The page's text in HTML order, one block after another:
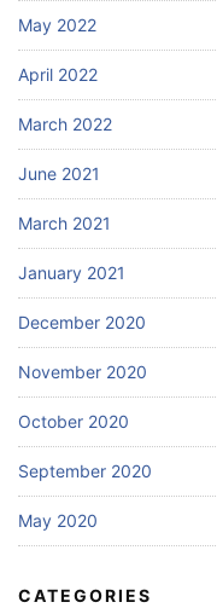
May 2022
April 2022
March 2022
June 2021
March 2021
January 2021
December 2020
November 2020
October 2020
September 2020
May 2020
CATEGORIES